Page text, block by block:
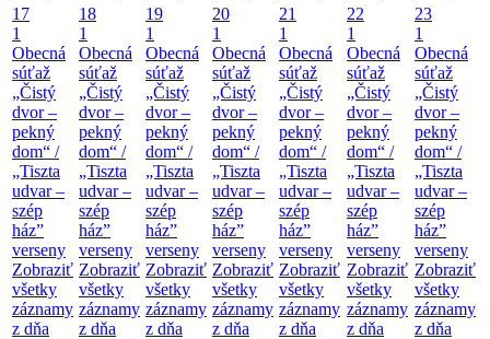
17
1
Obecná
súťaž
„Čistý
dvor –
pekný
dom“ /
„Tiszta
udvar –
szép
ház”
verseny
Zobraziť
všetky
záznamy
z dňa
18
1
Obecná
súťaž
„Čistý
dvor –
pekný
dom“ /
„Tiszta
udvar –
szép
ház”
verseny
Zobraziť
všetky
záznamy
z dňa
19
1
Obecná
súťaž
„Čistý
dvor –
pekný
dom“ /
„Tiszta
udvar –
szép
ház”
verseny
Zobraziť
všetky
záznamy
z dňa
20
1
Obecná
súťaž
„Čistý
dvor –
pekný
dom“ /
„Tiszta
udvar –
szép
ház”
verseny
Zobraziť
všetky
záznamy
z dňa
21
1
Obecná
súťaž
„Čistý
dvor –
pekný
dom“ /
„Tiszta
udvar –
szép
ház”
verseny
Zobraziť
všetky
záznamy
z dňa
22
1
Obecná
súťaž
„Čistý
dvor –
pekný
dom“ /
„Tiszta
udvar –
szép
ház”
verseny
Zobraziť
všetky
záznamy
z dňa
23
1
Obecná
súťaž
„Čistý
dvor –
pekný
dom“ /
„Tiszta
udvar –
szép
ház”
verseny
Zobraziť
všetky
záznamy
z dňa